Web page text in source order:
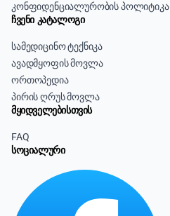
კონფიდენციალურობის პოლიტიკა
ჩვენი კატალოგი
სამედიცინო ტექნიკა
ავადმყოფის მოვლა
ორთოპედია
პირის ღრუს მოვლა
მყიდველებისთვის
FAQ
სოციალური